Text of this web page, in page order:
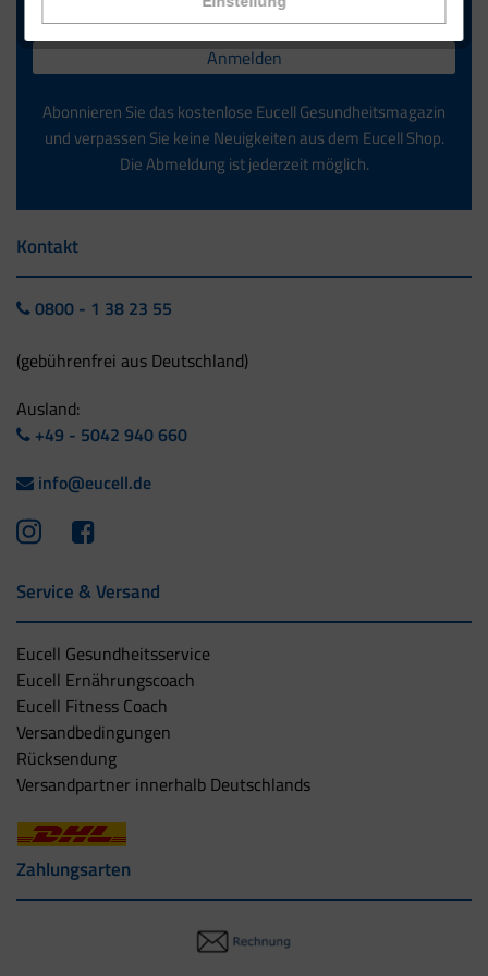
Anmelden
Abonnieren Sie das kostenlose Eucell Gesundheitsmagazin
und verpassen Sie keine Neuigkeiten aus dem Eucell Shop.
Die Abmeldung ist jederzeit möglich.
Kontakt
0800 - 1 38 23 55
(gebührenfrei aus Deutschland)
Ausland:
+49 - 5042 940 660
info@eucell.de
Service & Versand
Eucell Gesundheitsservice
Eucell Ernährungscoach
Eucell Fitness Coach
Versandbedingungen
Rücksendung
Versandpartner innerhalb Deutschlands
Zahlungsarten